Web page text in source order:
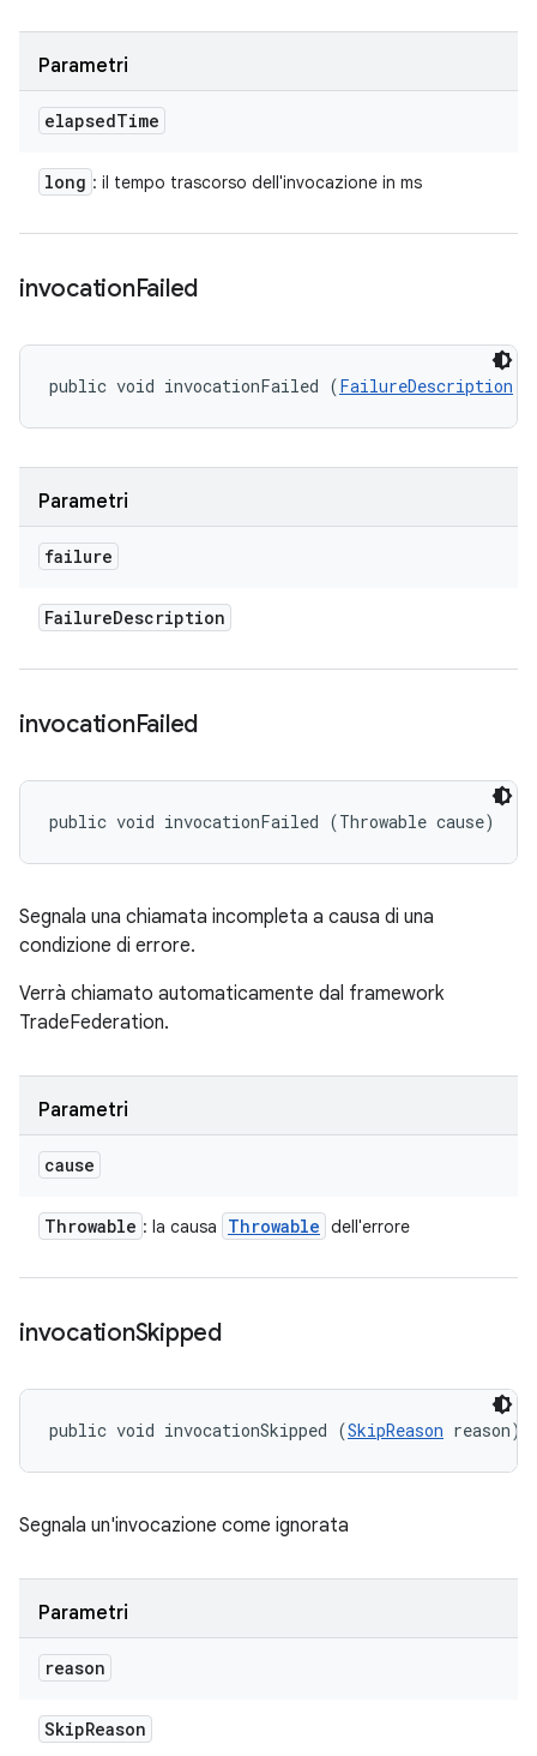
Parametri
elapsedTime
long : il tempo trascorso dell'invocazione in ms
invocationFailed
public void invocationFailed (FailureDescription
Parametri
failure
FailureDescription
invocationFailed
public void invocationFailed (Throwable cause)
Segnala una chiamata incompleta a causa di una
condizione di errore.
Verrà chiamato automaticamente dal framework
TradeFederation.
Parametri
cause
Throwable : la causa Throwable dell'errore
invocationSkipped
public void invocationSkipped (SkipReason reason)
Segnala un'invocazione come ignorata
Parametri
reason
SkipReason